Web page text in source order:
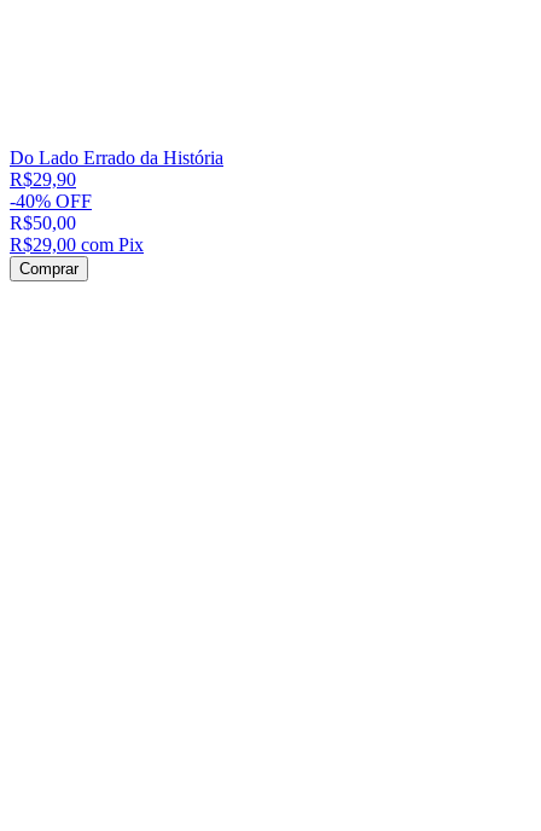
Do Lado Errado da História
R$29,90
-40% OFF
R$50,00
R$29,00 com Pix